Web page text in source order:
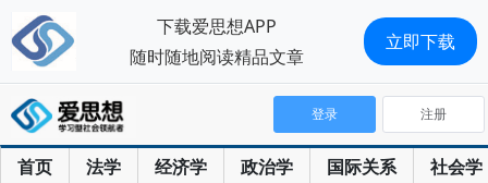
首页 法学 经济学 政治学 国际关系 社会学
登录 注册
下载爱思想APP
随时随地阅读精品文章
立即下载